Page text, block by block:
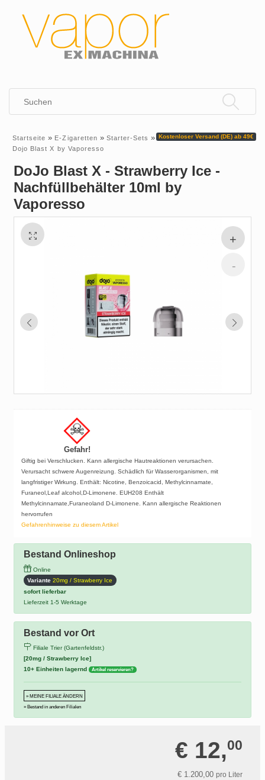
Kostenloser Versand (DE) ab 49€
Startseite » E-Zigaretten » Starter-Sets »
Dojo Blast X by Vaporesso
DoJo Blast X - Strawberry Ice -
Nachfüllbehälter 10ml by
Vaporesso
Gefahr!
Giftig bei Verschlucken. Kann allergische Hautreaktionen verursachen.
Verursacht schwere Augenreizung. Schädlich für Wasserorganismen, mit
langfristiger Wirkung. Enthält: Nicotine, Benzoicacid, Methylcinnamate,
Furaneol,Leaf alcohol,D-Limonene. EUH208 Enthält
Methylcinnamate,Furaneoland D-Limonene. Kann allergische Reaktionen
hervorrufen
Gefahrenhinweise zu diesem Artikel
Bestand Onlineshop
Online
Variante20mg / Strawberry Ice
sofort lieferbar
Lieferzeit 1-5 Werktage
Bestand vor Ort
Filiale Trier (Gartenfeldstr.)
[20mg / Strawberry Ice]
10+ Einheiten lagernd
Artikel reservieren?
» MEINE FILIALE ÄNDERN
» Bestand in anderen Filialen
€ 12,00
€ 1.200,00 pro Liter